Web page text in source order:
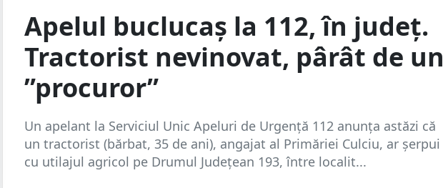
Apelul buclucaș la 112, în județ.
Tractorist nevinovat, pârât de un
”procuror”
Un apelant la Serviciul Unic Apeluri de Urgență 112 anunța astăzi că
un tractorist (bărbat, 35 de ani), angajat al Primăriei Culciu, ar șerpui
cu utilajul agricol pe Drumul Județean 193, între localit...